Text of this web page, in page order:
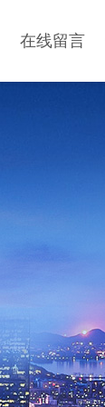
在线留言